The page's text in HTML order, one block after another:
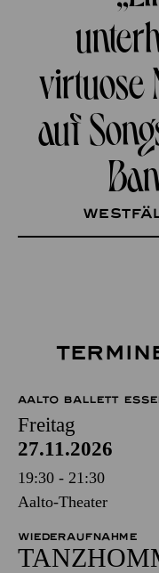
virtuose
auf
AALTO BALLETT
Freitag
27.11.2026
19:30 - 21:30
Aalto-Theater
WIEDERAUFNAHME